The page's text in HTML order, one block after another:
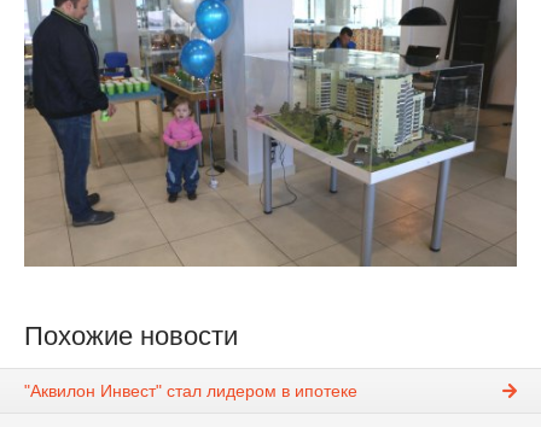
Похожие новости
"Аквилон Инвест" стал лидером в ипотеке